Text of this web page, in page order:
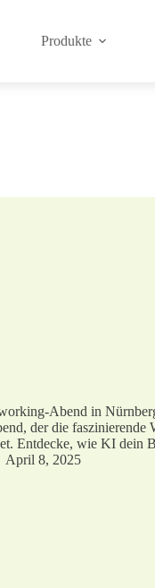
Produkte
Abend in
der die
Entdecke, wie KI dein
April 8, 2025